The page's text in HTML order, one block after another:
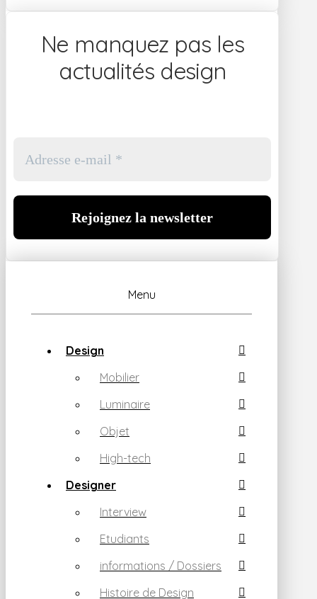
Ne manquez pas les
actualités design
Menu
Design
Mobilier
Luminaire
Objet
High-tech
Designer
Interview
Etudiants
informations / Dossiers
Histoire de Design